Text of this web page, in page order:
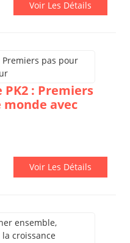
Voir Les Détails
PK2 : Premiers
avec
Voir Les Détails